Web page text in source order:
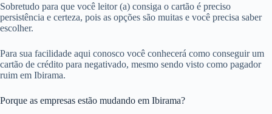
Sobretudo para que você leitor (a) consiga o cartão é preciso
persistência e certeza, pois as opções são muitas e você precisa saber
escolher.
Para sua facilidade aqui conosco você conhecerá como conseguir um
cartão de crédito para negativado, mesmo sendo visto como pagador
ruim em Ibirama.
Porque as empresas estão mudando em Ibirama?